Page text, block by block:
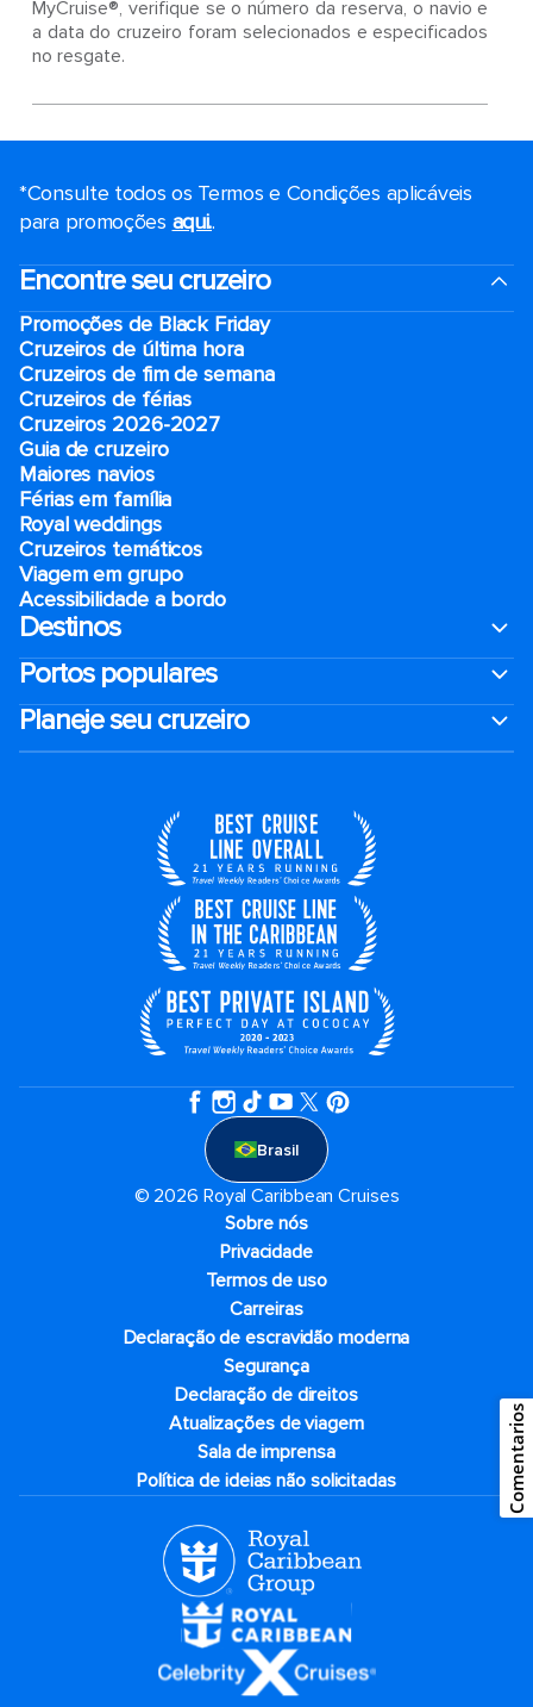
MyCruise®, verifique se o número da reserva, o navio e
a data do cruzeiro foram selecionados e especificados
no resgate.
*Consulte todos os Termos e Condições aplicáveis ​​
para promoções aqui..
Encontre seu cruzeiro
Promoções de Black Friday
Cruzeiros de última hora
Cruzeiros de fim de semana
Cruzeiros de férias
Cruzeiros 2026-2027
Guia de cruzeiro
Maiores navios
Férias em família
Royal weddings
Cruzeiros temáticos
Viagem em grupo
Acessibilidade a bordo
Destinos
Portos populares
Planeje seu cruzeiro
Brasil
© 2026 Royal Caribbean Cruises
Sobre nós
Privacidade
Termos de uso
Carreiras
Declaração de escravidão moderna
Segurança
Declaração de direitos
Atualizações de viagem
Sala de imprensa
Política de ideias não solicitadas
Comentarios